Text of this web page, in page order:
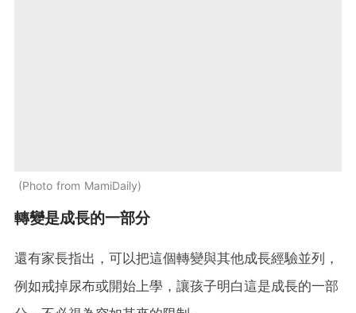
Photo from MamiDaily
轉變是成長的一部分
還有家長指出，可以把這個轉變與其他成長經驗並列，
例如戒掉尿布或開始上學，讓孩子明白這是成長的一部